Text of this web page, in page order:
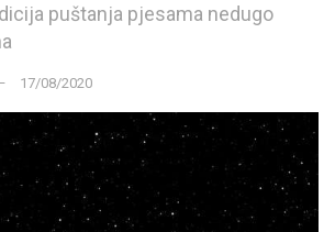
puštanja pjesama nedugo
17/08/2020